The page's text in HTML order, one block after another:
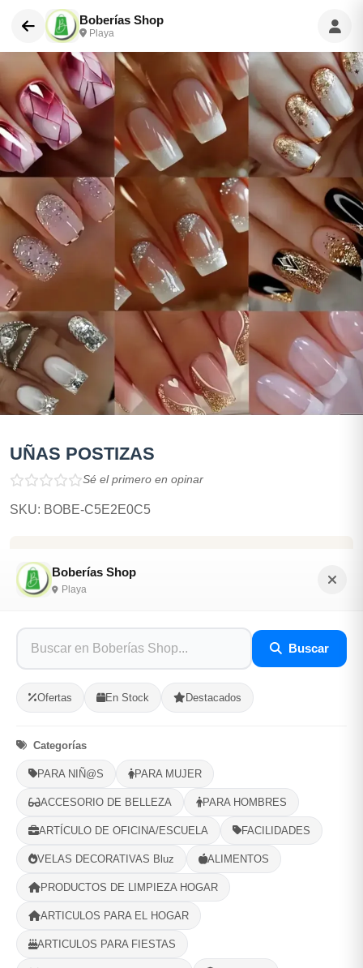
Boberías Shop
Playa
Boberías Shop
Playa
Buscar
Ofertas En Stock Destacados
Categorías
PARA NIÑ@S PARA MUJER
ACCESORIO DE BELLEZA PARA HOMBRES
ARTÍCULO DE OFICINA/ESCUELA FACILIDADES
VELAS DECORATIVAS Bluz ALIMENTOS
PRODUCTOS DE LIMPIEZA HOGAR
ARTICULOS PARA EL HOGAR
ARTICULOS PARA FIESTAS
UÑAS POSTIZAS
Sé el primero en opinar
SKU: BOBE-C5E2E0C5
$350.00
Opciones de Envio
Selecciona tu ubicacion
PROVINCIA
- +